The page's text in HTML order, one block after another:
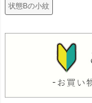
状態Bの小紋